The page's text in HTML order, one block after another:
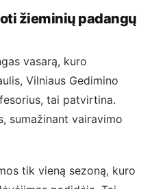
žieminių padangų
vasarą, kuro
Vilniaus Gedimino
tai patvirtina.
sumažinant vairavimo
tik vieną sezoną, kuro